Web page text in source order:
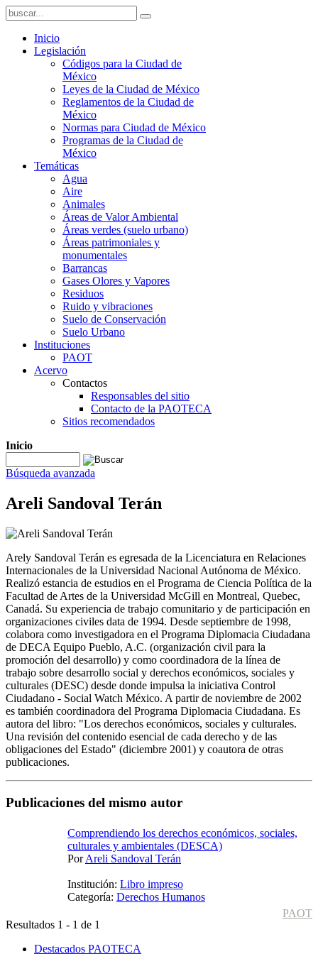
Inicio
Legislación
Códigos para la Ciudad de
México
Leyes de la Ciudad de México
Reglamentos de la Ciudad de
México
Normas para Ciudad de México
Programas de la Ciudad de
México
Temáticas
Agua
Aire
Animales
Áreas de Valor Ambiental
Áreas verdes (suelo urbano)
Áreas patrimoniales y
monumentales
Barrancas
Gases Olores y Vapores
Residuos
Ruido y vibraciones
Suelo de Conservación
Suelo Urbano
Instituciones
PAOT
Acervo
Contactos
Responsables del sitio
Contacto de la PAOTECA
Sitios recomendados
Inicio
Búsqueda avanzada
Areli Sandoval Terán
Arely Sandoval Terán es egresada de la Licenciatura en Relaciones
Internacionales de la Universidad Nacional Autónoma de México.
Realizó estancia de estudios en el Programa de Ciencia Política de la
Facultad de Artes de la Universidad McGill en Montreal, Quebec,
Canadá. Su experiencia de trabajo comunitario y de participación en
organizaciones civiles data de 1994. Desde septiembre de 1998,
colabora como investigadora en el Programa Diplomacia Ciudadana
de DECA Equipo Pueblo, A.C. (organización civil para la
promoción del desarrollo) y como coordinadora de la línea de
trabajo sobre desarrollo social y derechos económicos, sociales y
culturales (DESC) desde donde impulsa la iniciativa Control
Ciudadano - Social Watch México. A partir de noviembre de 2002
es también coordinadora del Programa Diplomacia Ciudadana. Es
autora del libro: "Los derechos económicos, sociales y culturales.
Una revisión del contenido esencial de cada derecho y de las
obligaciones del Estado" (diciembre 2001) y coautora de otras
publicaciones.
Publicaciones del mismo autor
Comprendiendo los derechos económicos, sociales,
culturales y ambientales (DESCA)
PorAreli Sandoval Terán
Institución: Libro impreso
Categoría: Derechos Humanos
PAOT
Resultados 1 - 1 de 1
Destacados PAOTECA